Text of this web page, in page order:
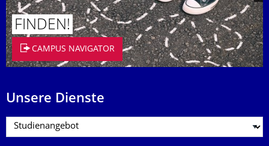
FINDEN!
CAMPUS NAVIGATOR
Unsere Dienste